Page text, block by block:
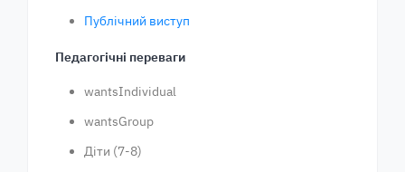
Публічний виступ
Педагогічні переваги
wantsIndividual
wantsGroup
Діти (7-8)